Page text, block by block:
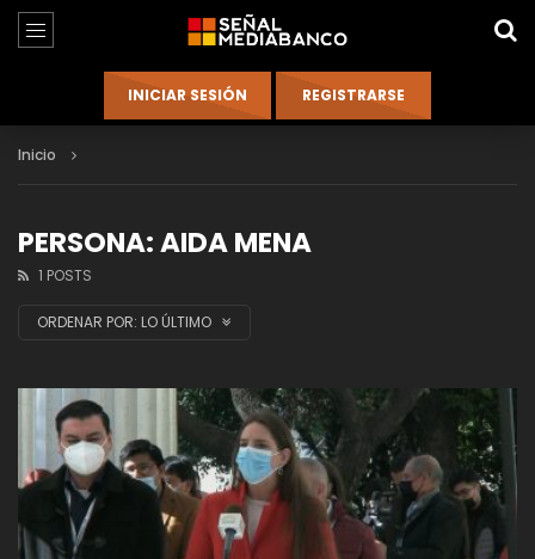
Inicio
PERSONA: AIDA MENA
1 POSTS
ORDENAR POR: LO ÚLTIMO